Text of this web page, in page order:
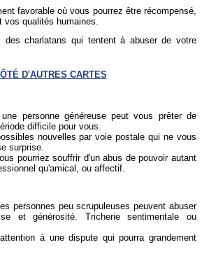
favorable où vous pourrez être récompensé,
vos qualités humaines.
des charlatans qui tentent à abuser de votre
D'AUTRES CARTES
personne généreuse peut vous prêter de
difficile pour vous.
nouvelles par voie postale qui ne vous
surprise.
pourriez souffrir d'un abus de pouvoir autant
qu'amical, ou affectif.
personnes peu scrupuleuses peuvent abuser
et générosité. Tricherie sentimentale ou
à une dispute qui pourra grandement